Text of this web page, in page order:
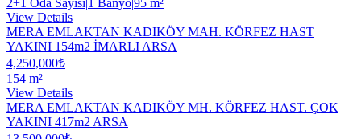
View Details
MERA EMLAKTAN KADIKÖY MAH. KÖRFEZ HAST
YAKINI 154m2 İMARLI ARSA
4,250,000₺
154 m²
View Details
MERA EMLAKTAN KADIKÖY MH. KÖRFEZ HAST. ÇOK
YAKINI 417m2 ARSA